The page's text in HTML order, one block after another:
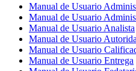
Manual de Usuario
Manual de Usuario
Manual de Usuario Analista
Manual de Usuario
Manual de Usuario
Manual de Usuario Entrega